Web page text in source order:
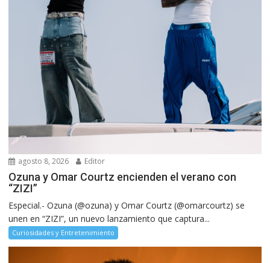
agosto 8, 2026 Editor
Ozuna y Omar Courtz encienden el verano con
“ZIZI”
Especial.- Ozuna (@ozuna) y Omar Courtz (@omarcourtz) se
unen en “ZIZI”, un nuevo lanzamiento que captura...
Curiosidades y Entretenimiento